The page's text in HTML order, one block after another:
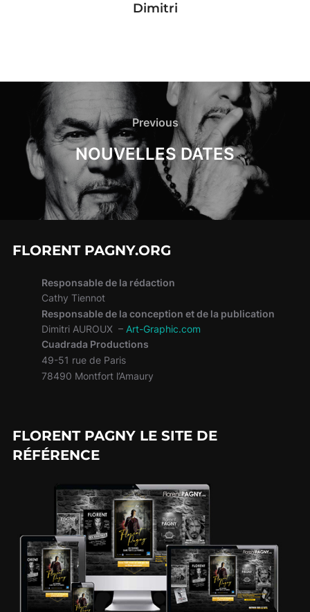
Dimitri
Navigation
l’article
Previous
Previous
NOUVELLES DATES
FLORENT PAGNY.ORG
Responsable de la rédaction
Cathy Tiennot
Responsable de la conception et de la publication
Dimitri AUROUX – Art-Graphic.com
Cuadrada Productions
49-51 rue de Paris
78490 Montfort l’Amaury
FLORENT PAGNY LE SITE DE
RÉFÉRENCE